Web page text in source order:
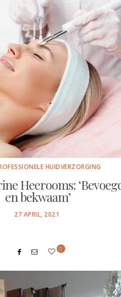
HUIDVERZORGING
Heerooms:
en bekwaam’
POSTED
27 APRIL, 2021
0